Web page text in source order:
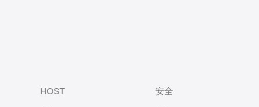
HOST 安全